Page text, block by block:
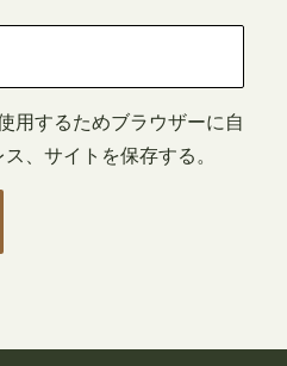
用するためブラウザーに自
、サイトを保存する。